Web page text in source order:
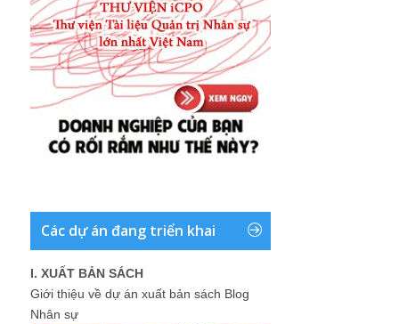
Các dự án đang triển khai
I. XUẤT BẢN SÁCH
Giới thiệu về dự án xuất bản sách Blog
Nhân sự